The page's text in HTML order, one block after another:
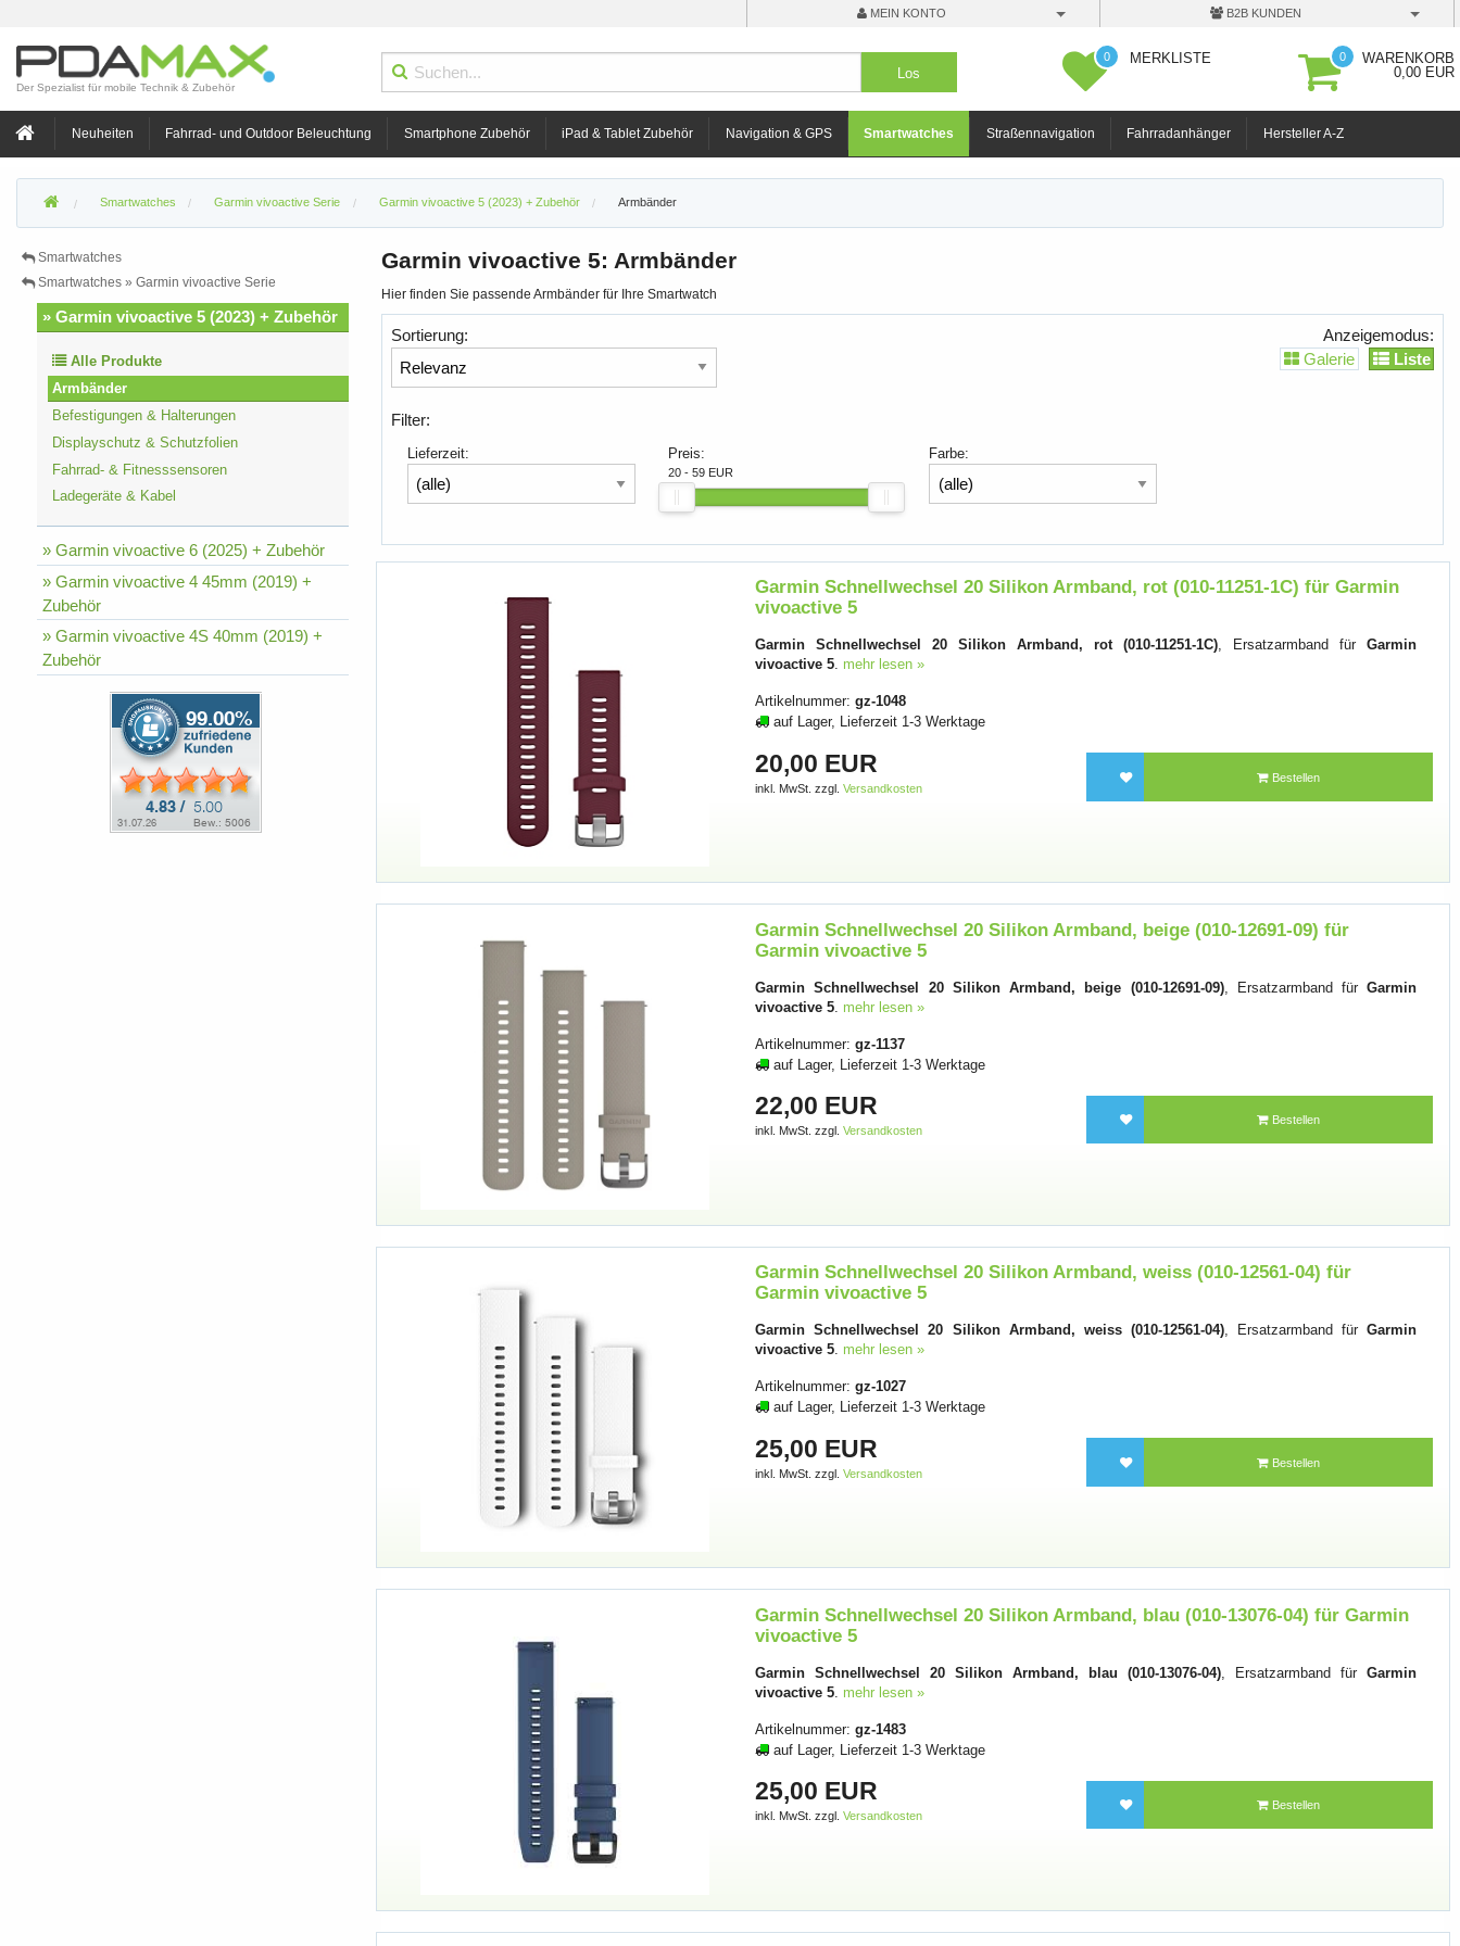
MEIN KONTO B2B KUNDEN
Der Spezialist für mobile Technik & Zubehör
0 MERKLISTE 0
WARENKORB
0,00 EUR
Neuheiten Fahrrad- und Outdoor Beleuchtung Smartphone Zubehör iPad & Tablet Zubehör Navigation & GPS Smartwatches Straßennavigation Fahrradanhänger Hersteller A-Z
Smartwatches Garmin vivoactive Serie Garmin vivoactive 5 (2023) + Zubehör Armbänder
Garmin vivoactive 5: Armbänder
Hier finden Sie passende Armbänder für Ihre Smartwatch
Sortierung:
Anzeigemodus:
Galerie
Liste
Filter:
Lieferzeit: Preis:
20 - 59 EUR
Farbe:
Garmin Schnellwechsel 20 Silikon Armband, rot (010-11251-1C) für Garmin
vivoactive 5
Garmin Schnellwechsel 20 Silikon Armband, rot (010-11251-1C), Ersatzarmband fürGarmin
vivoactive 5. mehr lesen »
Artikelnummer:gz-1048
auf Lager, Lieferzeit 1-3 Werktage
20,00 EUR
inkl. MwSt. zzgl.Versandkosten
Bestellen
Garmin Schnellwechsel 20 Silikon Armband, beige (010-12691-09) für
Garmin vivoactive 5
Garmin Schnellwechsel 20 Silikon Armband, beige (010-12691-09), Ersatzarmband fürGarmin
vivoactive 5 mehr lesen »
Artikelnummer:gz-1137
auf Lager, Lieferzeit 1-3 Werktage
22,00 EUR
inkl. MwSt. zzgl.Versandkosten
Bestellen
Garmin Schnellwechsel 20 Silikon Armband, weiss (010-12561-04) für
Garmin vivoactive 5
Garmin Schnellwechsel 20 Silikon Armband, weiss (010-12561-04), Ersatzarmband fürGarmin
vivoactive 5. mehr lesen »
Artikelnummer:gz-1027
auf Lager, Lieferzeit 1-3 Werktage
25,00 EUR
inkl. MwSt. zzgl.Versandkosten
Bestellen
Garmin Schnellwechsel 20 Silikon Armband, blau (010-13076-04) für Garmin
vivoactive 5
Garmin Schnellwechsel 20 Silikon Armband, blau (010-13076-04) , Ersatzarmband fürGarmin
vivoactive 5 mehr lesen »
Artikelnummer:gz-1483
auf Lager, Lieferzeit 1-3 Werktage
25,00 EUR
inkl. MwSt. zzgl.Versandkosten
Bestellen
Smartwatches
Smartwatches » Garmin vivoactive Serie
» Garmin vivoactive 5 (2023) + Zubehör
Alle Produkte
Armbänder
Befestigungen & Halterungen
Displayschutz & Schutzfolien
Fahrrad- & Fitnesssensoren
Ladegeräte & Kabel
» Garmin vivoactive 6 (2025) + Zubehör
» Garmin vivoactive 4 45mm (2019) +
Zubehör
» Garmin vivoactive 4S 40mm (2019) +
Zubehör